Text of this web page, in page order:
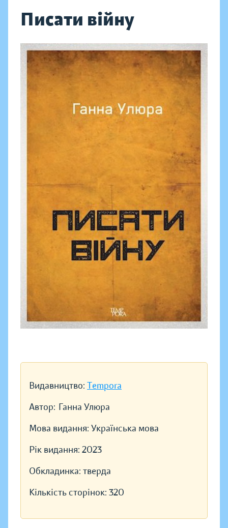
Писати війну
Видавництво: Tempora
Автор: Ганна Улюра
Мова видання: Українська мова
Рік видання: 2023
Обкладинка: тверда
Кількість сторінок: 320